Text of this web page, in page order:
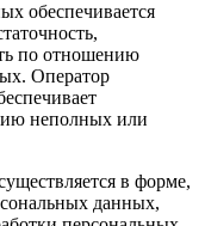
обеспечивается
по отношению
Оператор
неполных или
в форме,
данных,